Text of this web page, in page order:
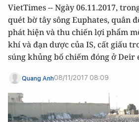
VietTimes -- Ngày 06.11.2017,
quét bờ tây sông Euphates, quân
phát hiện và thu chiến lợi phẩm
khí và đạn dược của IS, cất giấu
súng khủng bố chiếm đóng ở Deir
Quang Anh08/11/2017 08:09